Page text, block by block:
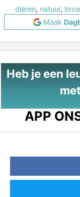
dieren, natuur,
Maak
Heb je een
APP